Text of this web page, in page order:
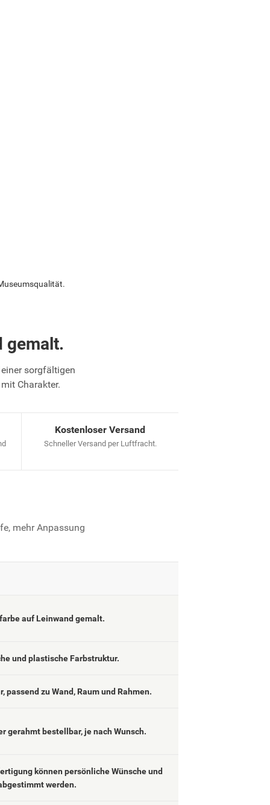
gemalt.
sorgfältigen
Charakter.
Kostenloser Versand
Schneller Versand per Luftfracht.
mehr Anpassung
auf Leinwand gemalt.
und plastische Farbstruktur.
passend zu Wand, Raum und Rahmen.
gerahmt bestellbar, je nach Wunsch.
können persönliche Wünsche und
werden.